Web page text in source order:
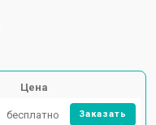
Цена
бесплатно Заказать